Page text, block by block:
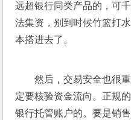
远超银行同类产品的，可
法集资，别到时候竹篮打
本搭进去了。
然后，交易安全也很
定要核验资金流向。正规
银行托管账户的。要是销